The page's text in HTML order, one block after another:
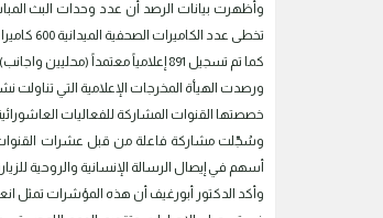
تخطى عدد الكاميرات الصحفية الميدانية 600 كاميرا وثقت وقائع الزيارة في مختلف المحاور.
كما تم تسجيل 891 إعلامياً معتمداً (محليين واجانب) شاركوا في هذه التغطية،إلى جانب حضور فاعل من الإذاعات المحلية، و83 قناة تلفزيونية، و15 وكالة أنباء أجنبية.
ورصدت الهيأة المخرجات الإعلامية التي تناولت
خصصتها القنوات المشاركة للفعاليات العاشورائية 1078 ساعة بث، نُفذت خلال عشرة أيام
أسهم في إيصال الرسالة الإنسانية والروحية
وأكد الدكتور أبورغيف أن هذه المؤشرات تمثل